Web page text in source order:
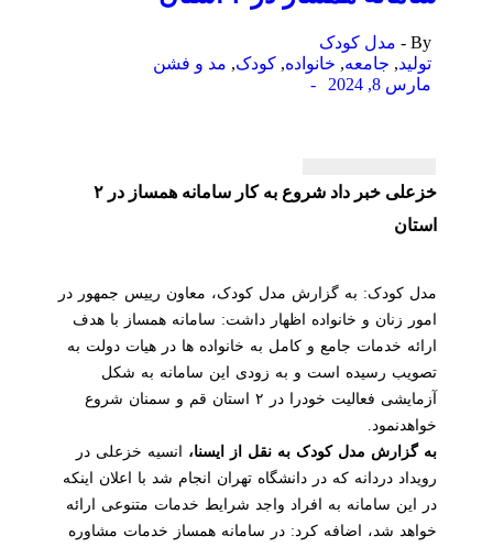
مدل کودک
,جامعه,خانواده,کودک,مد و فشن
مارس 8, 2024
-
خزعلی خبر داد شروع به کار سامانه همساز در ۲
استان
مدل کودک: به گزارش مدل کودک، معاون رییس جمهور در
امور زنان و خانواده اظهار داشت: سامانه همساز با هدف
ارائه خدمات جامع و کامل به خانواده ها در هیات دولت به
تصویب رسیده است و به زودی این سامانه به شکل
آزمایشی فعالیت خودرا در ۲ استان قم و سمنان شروع
خواهدنمود.
به گزارش مدل کودک به نقل از ایسنا،انسیه خزعلی در
رویداد دردانه که در دانشگاه تهران انجام شد با اعلان اینکه
در این سامانه به افراد واجد شرایط خدمات متنوعی ارائه
خواهد شد، اضافه کرد: در سامانه همساز خدمات مشاوره